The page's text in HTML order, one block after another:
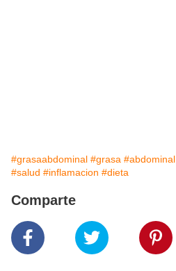
#grasaabdominal #grasa #abdominal
#salud #inflamacion #dieta
Comparte